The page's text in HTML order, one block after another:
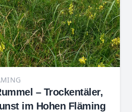
– Trockentäler,
im Hohen Fläming